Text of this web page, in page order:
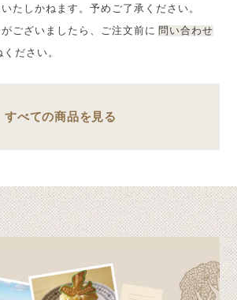
たしかねます。予めご了承ください。
ございましたら、ご注文前に 問い合わせ
ださい。
すべての商品を見る